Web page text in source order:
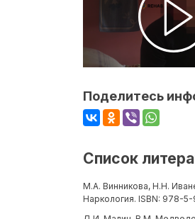
Поделитесь
Список
М.А. Винникова, Н.Н.
Наркология. ISBN: 978-